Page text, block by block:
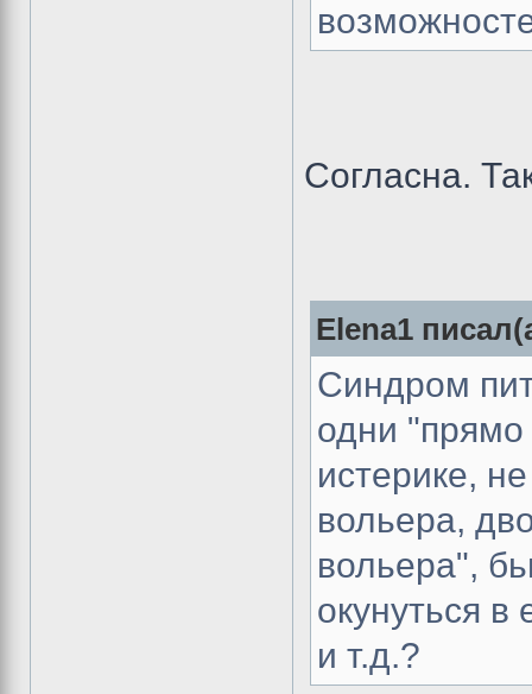
Согласна.
Elena1
Синдром
одни "прямо
истерике,
вольера,
вольера",
окунуться
и т.д.?